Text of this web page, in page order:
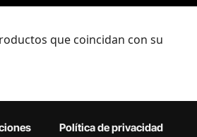
que coincidan con su
Política de privacidad